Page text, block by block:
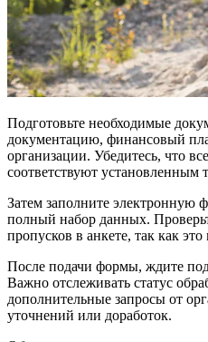
Подготовьте необходимые
документацию, финансовый
организации. Убедитесь, что
соответствуют установленным
Затем заполните электронную
полный набор данных.
пропусков в анкете, так как
После подачи формы, ждите
Важно отслеживать статус
дополнительные запросы от
уточнений или доработок.